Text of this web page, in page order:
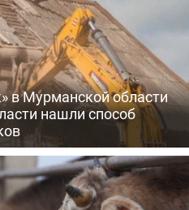
в Мурманской области
нашли способ